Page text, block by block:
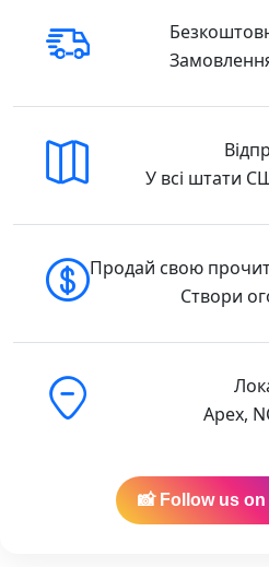
У всі штати
Продай свою
Створи
Apex,
📸 Follow us